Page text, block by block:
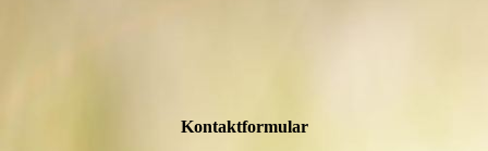
Kontaktformular